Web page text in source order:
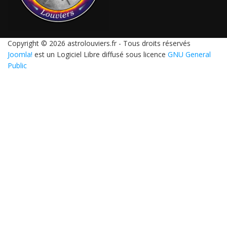
Copyright © 2026 astrolouviers.fr - Tous droits réservés
Joomla! est un Logiciel Libre diffusé sous licence GNU General
Public